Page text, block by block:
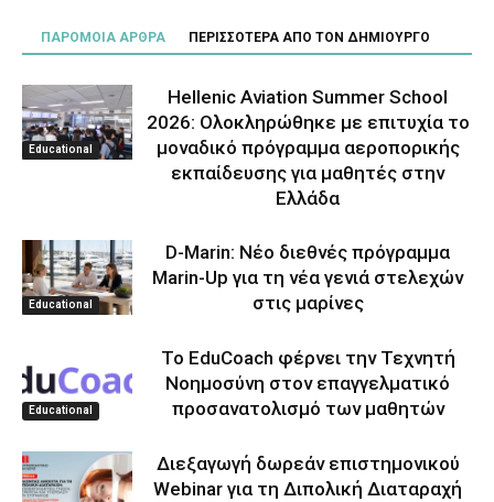
ΠΑΡΟΜΟΙΑ ΑΡΘΡΑ ΠΕΡΙΣΣΟΤΕΡΑ ΑΠΟ ΤΟΝ ΔΗΜΙΟΥΡΓΟ
Educational
Hellenic Aviation Summer School
2026: Ολοκληρώθηκε με επιτυχία το
μοναδικό πρόγραμμα αεροπορικής
εκπαίδευσης για μαθητές στην
Ελλάδα
Educational
D-Marin: Νέο διεθνές πρόγραμμα
Marin-Up για τη νέα γενιά στελεχών
στις μαρίνες
Educational
Το EduCoach φέρνει την Τεχνητή
Νοημοσύνη στον επαγγελματικό
προσανατολισμό των μαθητών
Διεξαγωγή δωρεάν επιστημονικού
Webinar για τη Διπολική Διαταραχή